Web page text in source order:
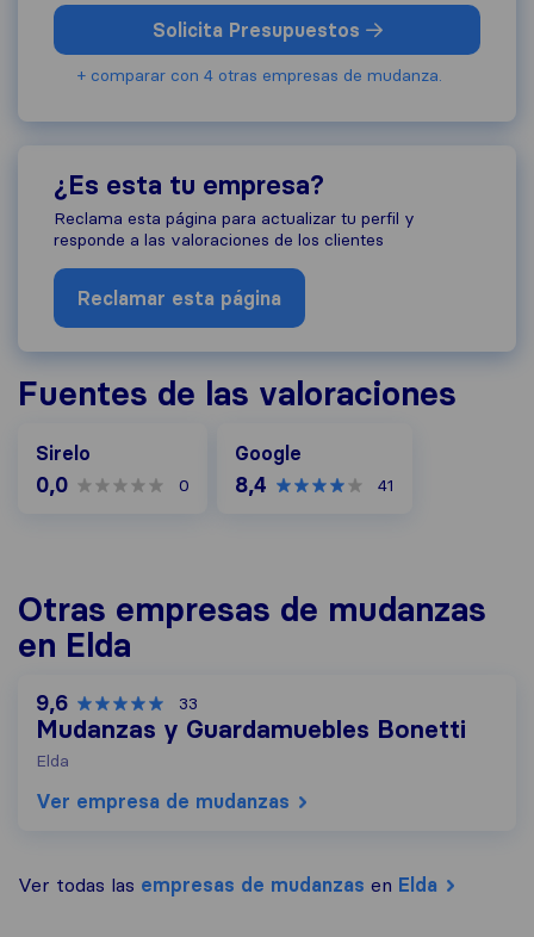
Solicita Presupuestos
+ comparar con 4 otras empresas de mudanza.
¿Es esta tu empresa?
Reclama esta página para actualizar tu perfil y
responde a las valoraciones de los clientes
Reclamar esta página
Fuentes de las valoraciones
Sirelo
0,0 0
Google
8,4 41
Otras empresas de mudanzas
en Elda
9,6 33
Mudanzas y Guardamuebles Bonetti
Elda
Ver empresa de mudanzas
Ver todas las empresas de mudanzas en Elda